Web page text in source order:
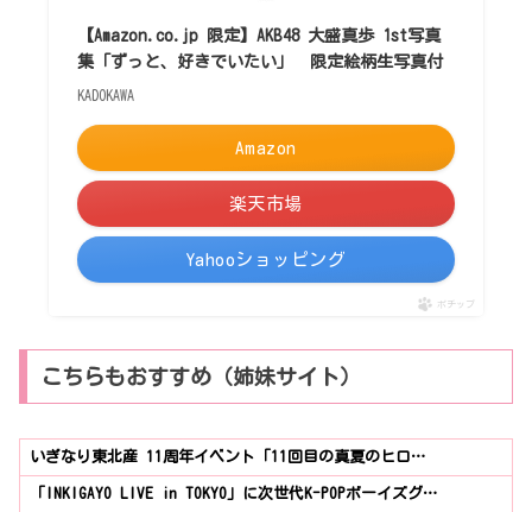
【Amazon.co.jp 限定】AKB48 大盛真歩 1st写真
集「ずっと、好きでいたい」 限定絵柄生写真付
KADOKAWA
Amazon
楽天市場
Yahooショッピング
ポチップ
こちらもおすすめ（姉妹サイト）
いぎなり東北産 11周年イベント「11回目の真夏のヒロ…
「INKIGAYO LIVE in TOKYO」に次世代K-POPボーイズグ…